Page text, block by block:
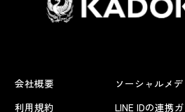
会社概要
利用規約
ソーシャルメ
LINE IDの連携